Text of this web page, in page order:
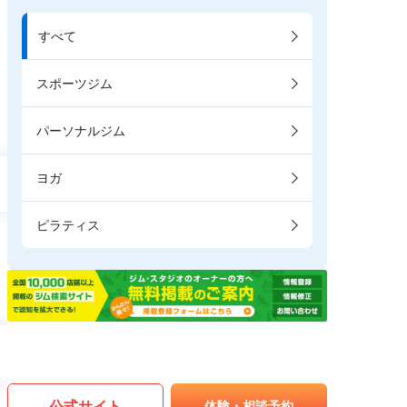
すべて
スポーツジム
パーソナルジム
ヨガ
ピラティス